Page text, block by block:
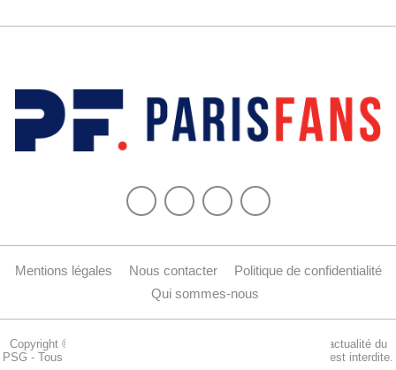
Mentions légales Nous contacter
Politique de confidentialité
Qui sommes-nous
Copyright © 2015-2024 Parisfans.fr, 1er site amateur dédié à l'actualité du
PSG - Tous les droits sont réservés. La reproduction de ce site est interdite.